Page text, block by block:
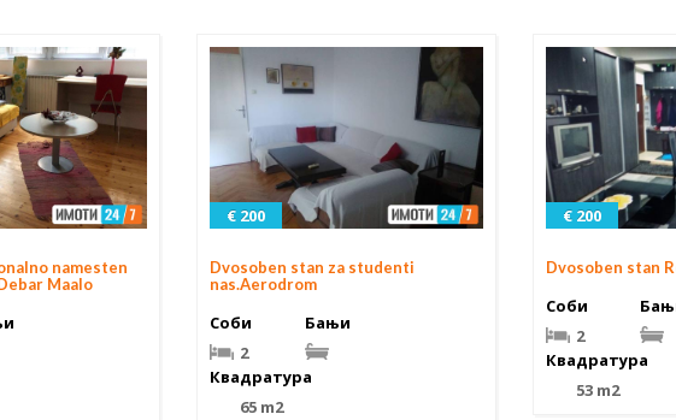
namesten
Maalo
€ 200
Dvosoben stan za studenti
nas.Aerodrom
Соби
2
Бањи
Квадратура
65 m2
€ 200
Dvosoben stan
Соби
2
Квадратура
53 m2